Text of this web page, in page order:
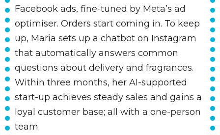
Facebook ads, fine-tuned by Meta’s ad
optimiser. Orders start coming in. To keep
up, Maria sets up a chatbot on Instagram
that automatically answers common
questions about delivery and fragrances.
Within three months, her AI-supported
start-up achieves steady sales and gains a
loyal customer base; all with a one-person
team.